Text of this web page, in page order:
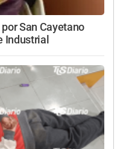
San Cayetano
Industrial